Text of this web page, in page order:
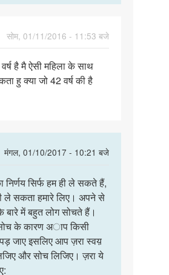
सोम, 01/11/2016 - 11:53 बजे
है मै ऐसी महिला के साथ
हु क्या जो 42 वर्ष की है
मंगल, 01/10/2017 - 10:21 बजे
निर्णय सिर्फ हम ही ले सकते हैं,
ले सकता हमारे लिए। अपने से
बारे में बहुत लोग सोचते हैं।
के कारण अाप किसी
जाए इसलिए आप ज़रा स्वय़
और सोच लिजिए। ज़रा ये